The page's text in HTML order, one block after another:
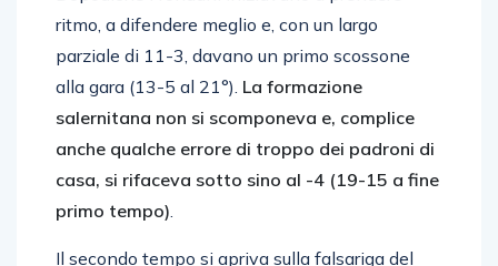
Dopodiché i fondani iniziavano a prendere
ritmo, a difendere meglio e, con un largo
parziale di 11-3, davano un primo scossone
alla gara (13-5 al 21°).La formazione
salernitana non si scomponeva e, complice
anche qualche errore di troppo dei padroni di
casa, si rifaceva sotto sino al -4 (19-15 a fine